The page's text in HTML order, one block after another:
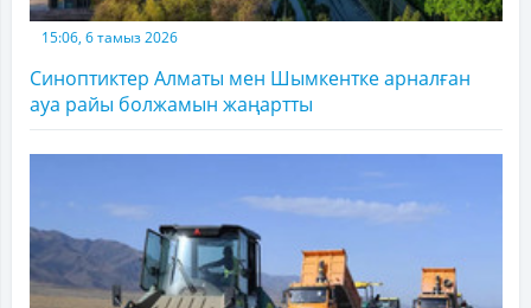
15:06, 6 тамыз 2026
Синоптиктер Алматы мен Шымкентке арналған
ауа райы болжамын жаңартты